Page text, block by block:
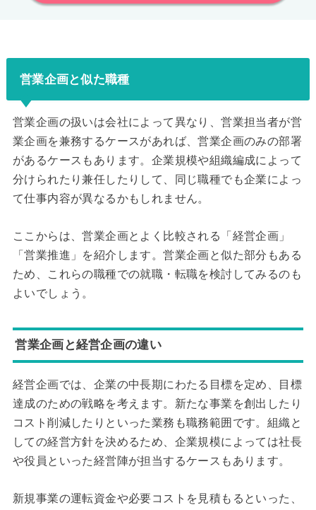
営業企画と似た職種
営業企画の扱いは会社によって異なり、営業担当者が営
業企画を兼務するケースがあれば、営業企画のみの部署
があるケースもあります。企業規模や組織編成によって
分けられたり兼任したりして、同じ職種でも企業によっ
て仕事内容が異なるかもしれません。
ここからは、営業企画とよく比較される「経営企画」
「営業推進」を紹介します。営業企画と似た部分もある
ため、これらの職種での就職・転職を検討してみるのも
よいでしょう。
営業企画と経営企画の違い
経営企画では、企業の中長期にわたる目標を定め、目標
達成のための戦略を考えます。新たな事業を創出したり
コスト削減したりといった業務も職務範囲です。組織と
しての経営方針を決めるため、企業規模によっては社長
や役員といった経営陣が担当するケースもあります。
新規事業の運転資金や必要コストを見積もるといった、